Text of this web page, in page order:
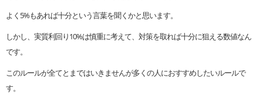
よく5%もあれば十分という言葉を聞くかと思います。
しかし、実質利回り10%は慎重に考えて、対策を取れば十分に狙える数値なん
です。
このルールが全てとまではいきませんが多くの人におすすめしたいルールで
す。